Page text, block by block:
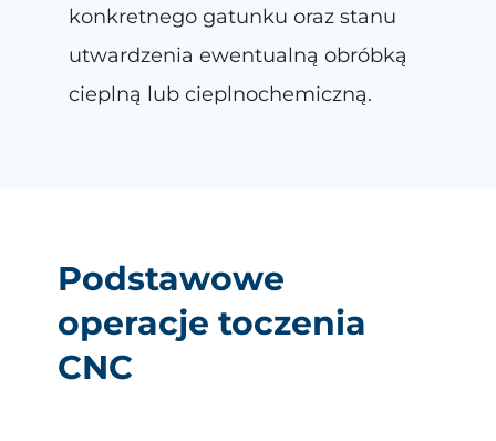
konkretnego gatunku oraz stanu
utwardzenia ewentualną obróbką
cieplną lub cieplnochemiczną.
Podstawowe
operacje toczenia
CNC